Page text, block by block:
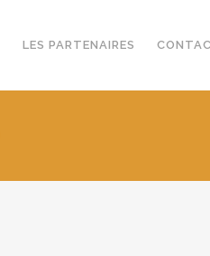
LES PARTENAIRES